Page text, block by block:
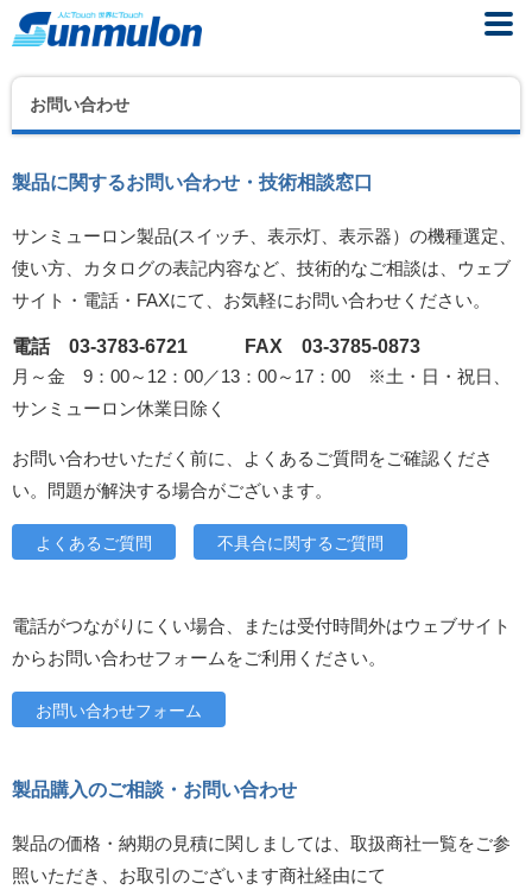
お問い合わせ
製品に関するお問い合わせ・技術相談窓口
サンミューロン製品(スイッチ、表示灯、表示器）の機種選定、
使い方、カタログの表記内容など、技術的なご相談は、ウェブ
サイト・電話・FAXにて、お気軽にお問い合わせください。
電話 03-3783-6721 FAX 03-3785-0873
月～金 9：00～12：00／13：00～17：00 ※土・日・祝日、
サンミューロン休業日除く
お問い合わせいただく前に、よくあるご質問をご確認くださ
い。問題が解決する場合がございます。
よくあるご質問 不具合に関するご質問
電話がつながりにくい場合、または受付時間外はウェブサイト
からお問い合わせフォームをご利用ください。
お問い合わせフォーム
製品購入のご相談・お問い合わせ
製品の価格・納期の見積に関しましては、取扱商社一覧をご参
照いただき、お取引のございます商社経由にて